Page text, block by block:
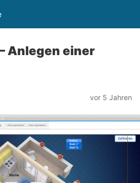
Anlegen einer
vor 5 Jahren